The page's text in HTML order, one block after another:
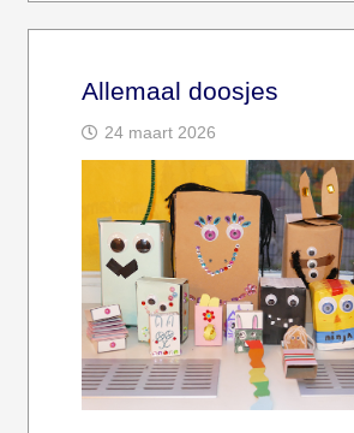
Allemaal doosjes
24 maart 2026